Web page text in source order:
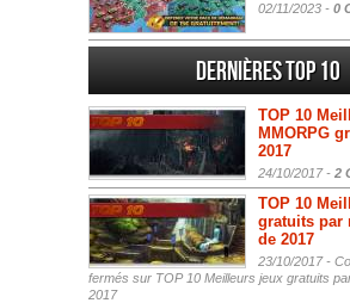
02/11/2023 - 0
Dernières Top 10
TOP 10
MMORPG
2017
24/10/2017 - 2
TOP 10
gratuits par
de 2017
23/10/2017 -
fermés sur TOP 10 Meilleurs jeux gratuits
2017